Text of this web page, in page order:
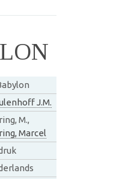
J.M.
M.,
Marcel